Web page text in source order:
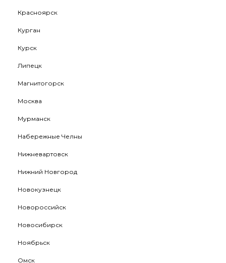
Красноярск
Курган
Курск
Липецк
Магнитогорск
Москва
Мурманск
Набережные Челны
Нижневартовск
Нижний Новгород
Новокузнецк
Новороссийск
Новосибирск
Ноябрьск
Омск